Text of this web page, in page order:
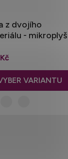
z dvojího
- mikroplyš